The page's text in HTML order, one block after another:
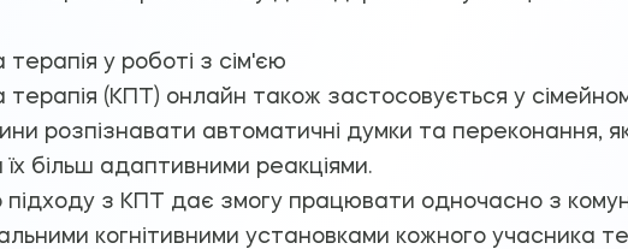
терапія у роботі з сім'єю
терапія (КПТ) онлайн також застосовується у
розпізнавати автоматичні думки та переконання,
їх більш адаптивними реакціями.
з КПТ дає змогу працювати одночасно з
когнітивними установками кожного учасника